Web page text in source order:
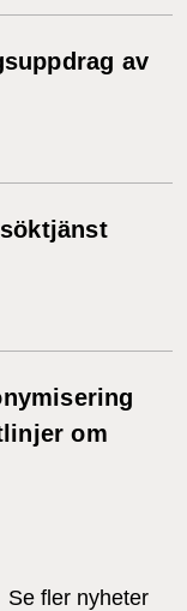
av
om
Se fler nyheter